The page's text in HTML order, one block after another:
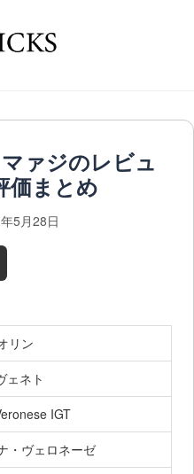
ァジのレビュ
価まとめ
5月28日
リン
ェネト
IGT
・ヴェロネーゼ